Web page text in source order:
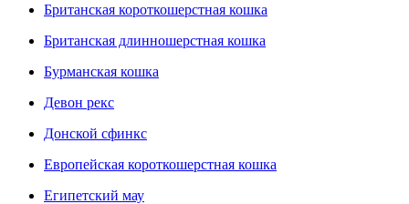
Британская короткошерстная кошка
Британская длинношерстная кошка
Бурманская кошка
Девон рекс
Донской сфинкс
Европейская короткошерстная кошка
Египетский мау